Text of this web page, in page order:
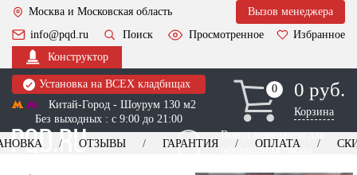
Москва и Московская область
Вызов менеджера
info@pqd.ru
Поиск Просмотренное
Избранное
Конструктор
Установка на ВСЕХ кладбищах
Китай-Город - Шоурум 130 м2
Без выходных : с 9:00 до 21:00
0
0 0 руб.
Корзина
Выезд менеджера для
оформления заказа
ОТЗЫВЫ ГАРАНТИЯ ОПЛАТА